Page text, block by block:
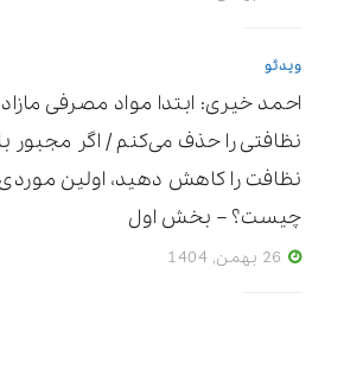
ویدئو
احمد خیری: ابتدا مواد مصرفی
نظافتی را حذف می‌کنم / اگر مجبور
نظافت را کاهش دهید، اولین
چیست؟ – بخش اول